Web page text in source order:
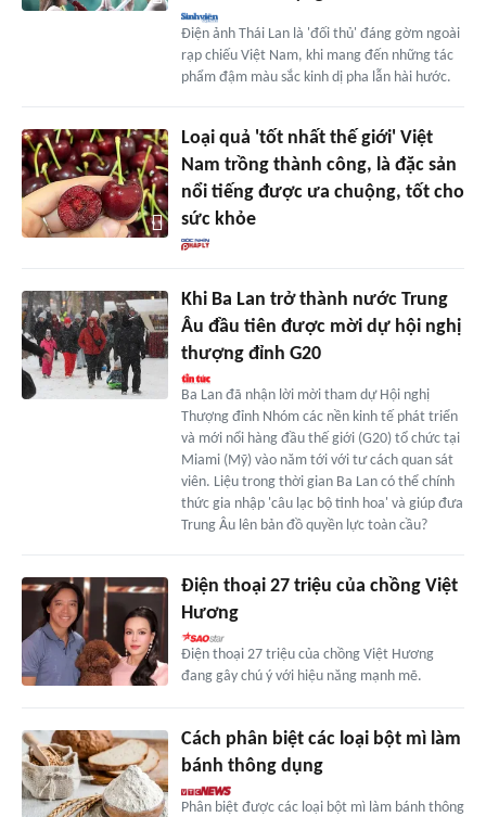
Điện ảnh Thái Lan là 'đối thủ' đáng gờm ngoài
rạp chiếu Việt Nam, khi mang đến những tác
phẩm đậm màu sắc kinh dị pha lẫn hài hước.
Loại quả 'tốt nhất thế giới' Việt
Nam trồng thành công, là đặc sản
nổi tiếng được ưa chuộng, tốt cho
sức khỏe
Khi Ba Lan trở thành nước Trung
Âu đầu tiên được mời dự hội nghị
thượng đỉnh G20
Ba Lan đã nhận lời mời tham dự Hội nghị
Thượng đỉnh Nhóm các nền kinh tế phát triển
và mới nổi hàng đầu thế giới (G20) tổ chức tại
Miami (Mỹ) vào năm tới với tư cách quan sát
viên. Liệu trong thời gian Ba Lan có thể chính
thức gia nhập 'câu lạc bộ tinh hoa' và giúp đưa
Trung Âu lên bản đồ quyền lực toàn cầu?
Điện thoại 27 triệu của chồng Việt
Hương
Điện thoại 27 triệu của chồng Việt Hương
đang gây chú ý với hiệu năng mạnh mẽ.
Cách phân biệt các loại bột mì làm
bánh thông dụng
Phân biệt được các loại bột mì làm bánh thông